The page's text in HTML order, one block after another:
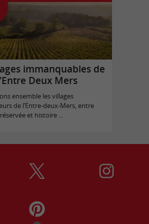
immanquables de
Deux Mers
ensemble les villages
de l’Entre-deux-Mers, entre
et histoire ...